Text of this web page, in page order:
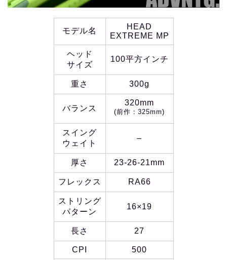
モデル名
HEAD
EXTREME MP
ヘッド
サイズ
100平方インチ
重さ 300g
バランス
320mm
(前作：325mm)
スイング
ウェイト
–
厚さ 23-26-21mm
フレックス RA66
ストリング
パターン
16×19
長さ 27
CPI 500